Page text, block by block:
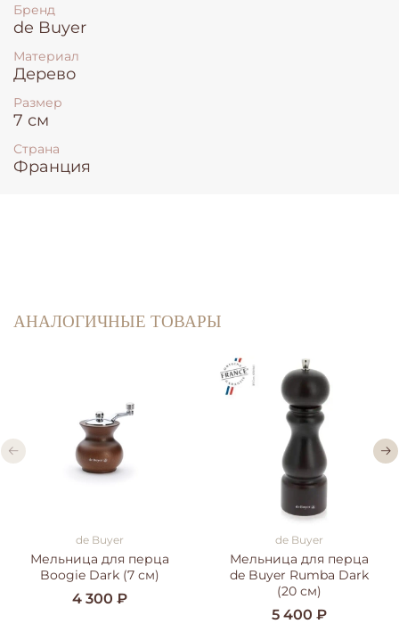
Бренд
de Buyer
Материал
Дерево
Размер
7 см
Страна
Франция
АНАЛОГИЧНЫЕ ТОВАРЫ
de Buyer
Мельница для перца
Boogie Dark (7 см)
4 300 ₽
de Buyer
Мельница для перца
de Buyer Rumba Dark
(20 см)
5 400 ₽